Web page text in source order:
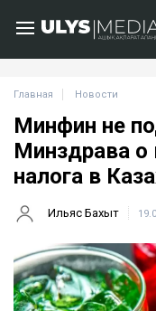
Главная Новости
Минфин не
Минздрава о
налога в
Ильяс Бахыт